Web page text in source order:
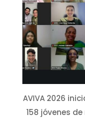
AVIVA 2026
158 jóvenes